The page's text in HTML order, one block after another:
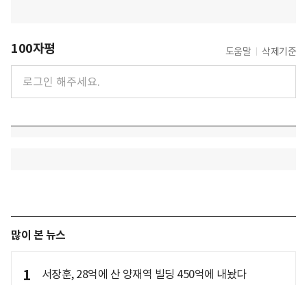
100자평 도움말 삭제기준
많이 본 뉴스
1 서장훈, 28억에 산 양재역 빌딩 450억에 내놨다